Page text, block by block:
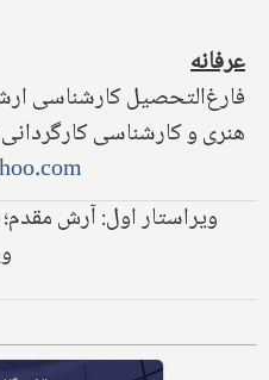
عرفانه
فارغ‌التحصیل کارشناسی
هنری و کارشناسی
ویراستار اول: آرش